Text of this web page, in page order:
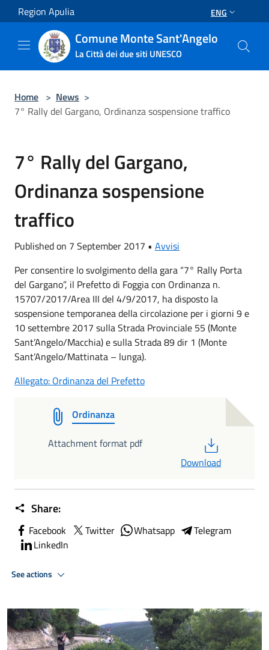
Salta al contenuto principale
Region Apulia ENG
Comune Monte Sant'Angelo
La Città dei due siti UNESCO
Home > News >
7° Rally del Gargano, Ordinanza sospensione traffico
7° Rally del Gargano,
Ordinanza sospensione
traffico
Published on 7 September 2017 • Avvisi
Per consentire lo svolgimento della gara “7° Rally Porta
del Gargano”, il Prefetto di Foggia con Ordinanza n.
15707/2017/Area III del 4/9/2017, ha disposto la
sospensione temporanea della circolazione per i giorni 9 e
10 settembre 2017 sulla Strada Provinciale 55 (Monte
Sant’Angelo/Macchia) e sulla Strada 89 dir 1 (Monte
Sant’Angelo/Mattinata – lunga).
Allegato: Ordinanza del Prefetto
Ordinanza
Attachment format pdf
Download
Share:
Facebook Twitter Whatsapp
Telegram
LinkedIn
See actions